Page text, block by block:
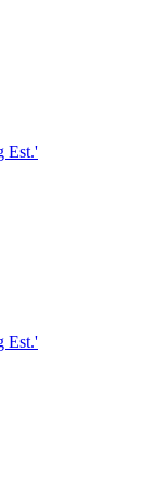
Est.'
Est.'